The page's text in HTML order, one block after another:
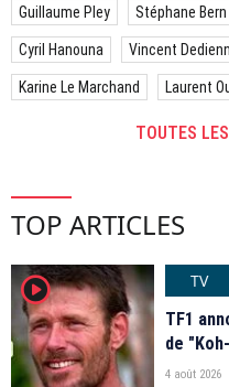
Guillaume Pley Stéphane Bern
Cyril Hanouna Vincent
Karine Le Marchand Laurent
TOUTES
TOP ARTICLES
player2
TV
TF1
de
4 août 2026